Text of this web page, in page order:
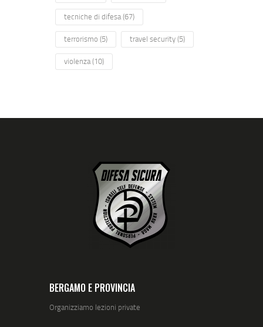
tecniche di difesa(67)
terrorismo (5) travel security(5)
violenza(10)
BERGAMO E PROVINCIA
Organizziamo lezioni private